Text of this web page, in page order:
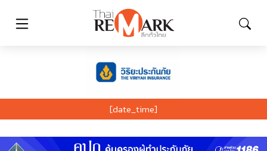
[date_time]